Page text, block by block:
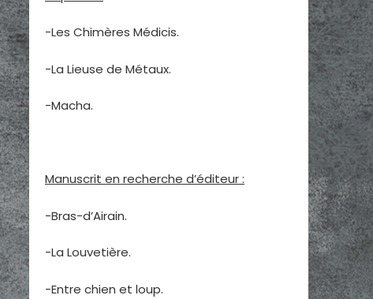
-Les Chimères Médicis.
-La Lieuse de Métaux.
-Macha.
Manuscrit en recherche d’éditeur :
-Bras-d’Airain.
-La Louvetière.
-Entre chien et loup.